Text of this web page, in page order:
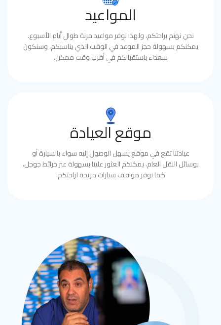
المواعيد
نحن نهتم براحتكم، ولهذا نوفر مواعيد مرنة طوال أيام الأسبوع.
يمكنكم بسهولة حجز الموعد في الوقت الذي يناسبكم، وسنكون
سعداء باستقبالكم في أقرب وقت ممكن.
موقع العيادة
عيادتنا تقع في موقع يسهل الوصول إليه سواء بالسيارة أو
بوسائل النقل العام. يمكنكم العثور علينا بسهولة عبر خرائط جوجل،
كما نوفر مواقف سيارات مريحة لراحتكم.